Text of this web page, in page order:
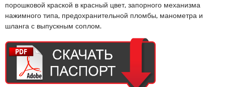
порошковой краской в красный цвет, запорного механизма
нажимного типа, предохранительной пломбы, манометра и
шланга с выпускным соплом.